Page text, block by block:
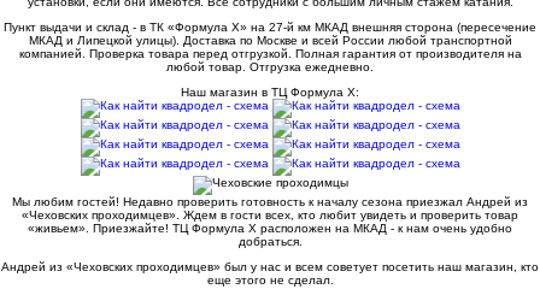
Пункт выдачи и склад - в ТК «Формула X» на 27-й км МКАД внешняя сторона (пересечение
МКАД и Липецкой улицы). Доставка по Москве и всей России любой транспортной
компанией. Проверка товара перед отгрузкой. Полная гарантия от производителя на
любой товар. Отгрузка ежедневно.
Наш магазин в ТЦ Формула Х:
Мы любим гостей! Недавно проверить готовность к началу сезона приезжал Андрей из
«Чеховских проходимцев». Ждем в гости всех, кто любит увидеть и проверить товар
«живьем». Приезжайте! ТЦ Формула Х расположен на МКАД - к нам очень удобно
добраться.
Андрей из «Чеховских проходимцев» был у нас и всем советует посетить наш магазин, кто
еще этого не сделал.